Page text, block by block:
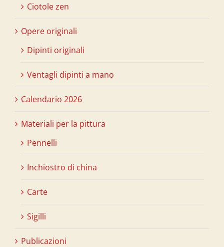
Ciotole zen
Opere originali
Dipinti originali
Ventagli dipinti a mano
Calendario 2026
Materiali per la pittura
Pennelli
Inchiostro di china
Carte
Sigilli
Publicazioni